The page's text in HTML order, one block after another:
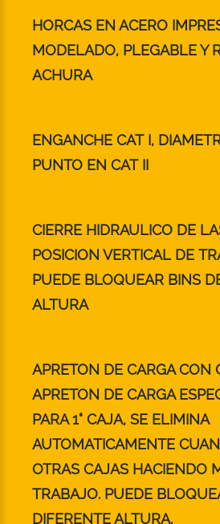
HORCAS EN ACERO
MODELADO, PLEGABLE Y
ACHURA
ENGANCHE CAT I,
PUNTO EN CAT II
CIERRE HIDRAULICO DE
POSICION VERTICAL DE
PUEDE BLOQUEAR BINS
ALTURA
APRETON DE CARGA CON
APRETON DE CARGA
PARA 1° CAJA, SE ELIMINA
AUTOMATICAMENTE
OTRAS CAJAS HACIENDO
TRABAJO. PUEDE
DIFERENTE ALTURA.